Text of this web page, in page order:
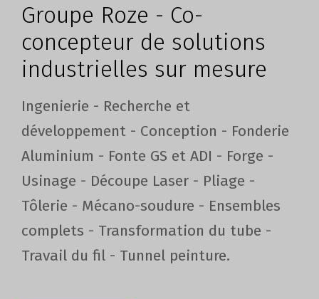
Groupe Roze - Co-
concepteur de solutions
industrielles sur mesure
Ingenierie - Recherche et
développement - Conception - Fonderie
Aluminium - Fonte GS et ADI - Forge -
Usinage - Découpe Laser - Pliage -
Tôlerie - Mécano-soudure - Ensembles
complets - Transformation du tube -
Travail du fil - Tunnel peinture.